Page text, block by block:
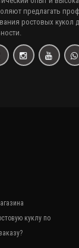
предлагать
ростовых кукол
куклу по